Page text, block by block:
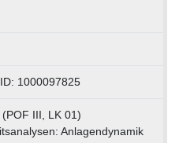
1000097825
III, LK 01)
Anlagendynamik